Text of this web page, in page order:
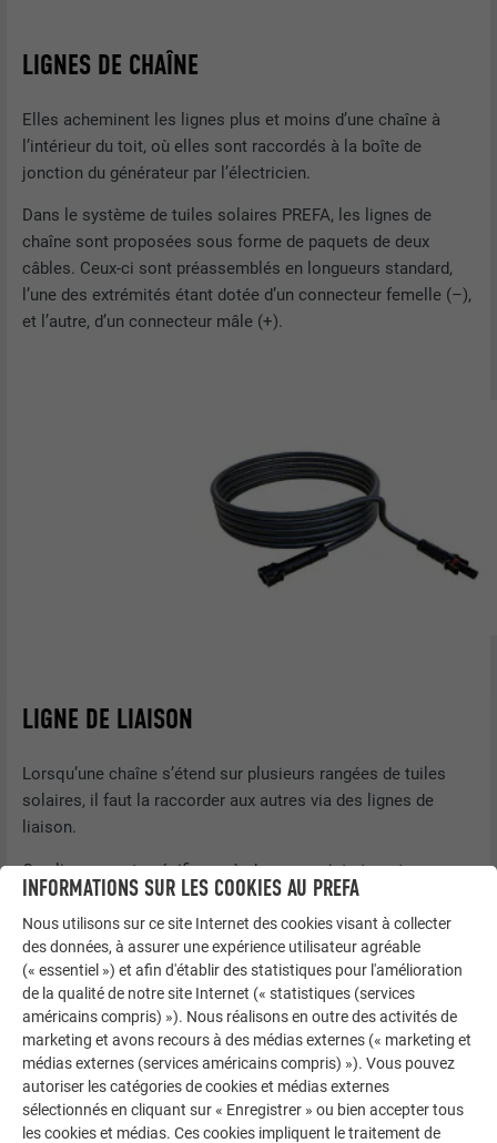
LIGNES DE CHAÎNE
Elles acheminent les lignes plus et moins d’une chaîne à
l’intérieur du toit, où elles sont raccordés à la boîte de
jonction du générateur par l’électricien.
Dans le système de tuiles solaires PREFA, les lignes de
chaîne sont proposées sous forme de paquets de deux
câbles. Ceux-ci sont préassemblés en longueurs standard,
l’une des extrémités étant dotée d’un connecteur femelle (–),
et l’autre, d’un connecteur mâle (+).
LIGNE DE LIAISON
Lorsqu’une chaîne s’étend sur plusieurs rangées de tuiles
solaires, il faut la raccorder aux autres via des lignes de
liaison.
Ces lignes sont spécifiques à chaque projet et sont
affectées selon une numérotation continue. Les extrémités
de chaque câble sont dotées de connecteurs
photovoltaïques mâle et femelle.
Vous trouverez leur emplacement respectif sur le plan de
pose.
INFORMATIONS SUR LES COOKIES AU PREFA
Nous utilisons sur ce site Internet des cookies visant à collecter
des données, à assurer une expérience utilisateur agréable
(« essentiel ») et afin d'établir des statistiques pour l'amélioration
de la qualité de notre site Internet (« statistiques (services
américains compris) »). Nous réalisons en outre des activités de
marketing et avons recours à des médias externes (« marketing et
médias externes (services américains compris) »). Vous pouvez
autoriser les catégories de cookies et médias externes
sélectionnés en cliquant sur « Enregistrer » ou bien accepter tous
les cookies et médias. Ces cookies impliquent le traitement de